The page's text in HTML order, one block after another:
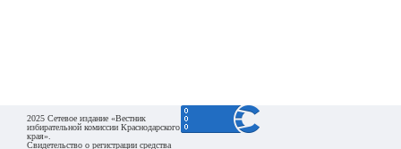
2025 Сетевое издание «Вестник
избирательной комиссии Краснодарского
края».
Свидетельство о регистрации средства